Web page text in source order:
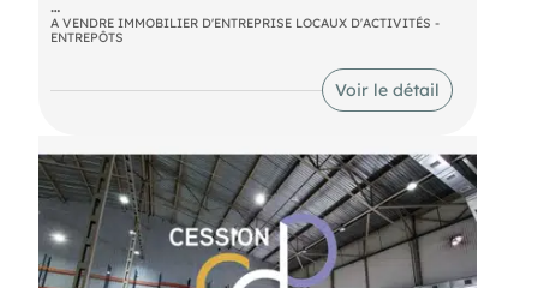
Description principale
- Bâtiment principal : 450 m² au total
- Surface magasin / bureaux / sanitaires : 120 m² 
- Atelier / entrepôt : 330 m²  isolé, équipé d'un
pont roulant 5 tonnes avec grande hauteur sous
plafond.
- Second bâtiment (tôle) : 200 m² avec portail
coulissant.
A VENDRE IMMOBILIER D'ENTREPRISE LOCAUX D'ACTIVITÉS -
ENTREPÔTS
Voir le détail